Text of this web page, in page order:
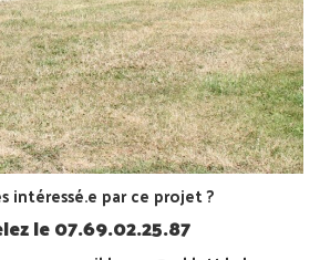
intéressé.e par ce projet ?
le 07.69.02.25.87